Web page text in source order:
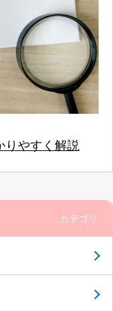
りやすく解説
カテゴリ